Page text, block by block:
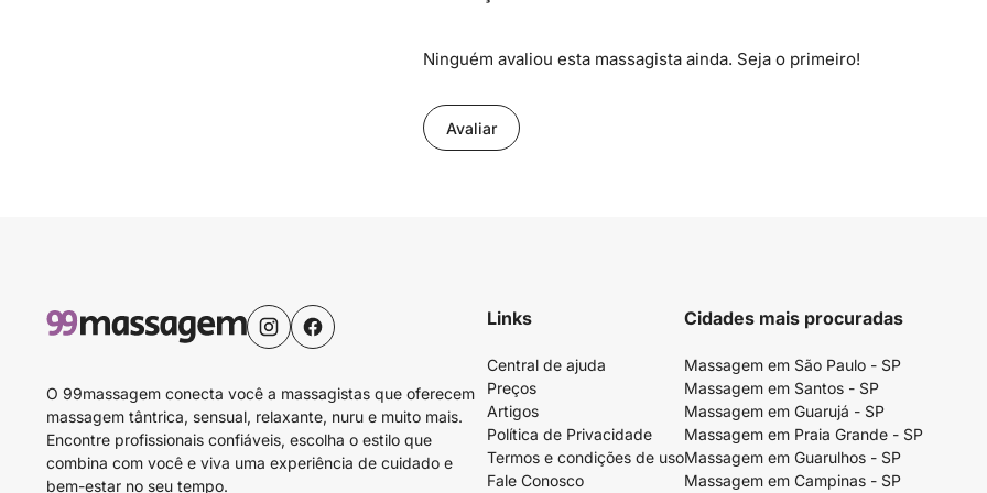
Ninguém avaliou esta massagista ainda. Seja o primeiro!
Avaliar
O 99massagem conecta você a massagistas que oferecem
massagem tântrica, sensual, relaxante, nuru e muito mais.
Encontre profissionais confiáveis, escolha o estilo que
combina com você e viva uma experiência de cuidado e
bem-estar no seu tempo.
Links
Central de ajuda
Preços
Artigos
Política de Privacidade
Termos e condições de uso
Fale Conosco
Cidades mais procuradas
Massagem em São Paulo - SP
Massagem em Santos - SP
Massagem em Guarujá - SP
Massagem em Praia Grande - SP
Massagem em Guarulhos - SP
Massagem em Campinas - SP